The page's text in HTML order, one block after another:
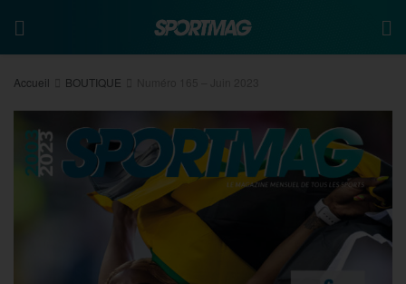
Accueil BOUTIQUE